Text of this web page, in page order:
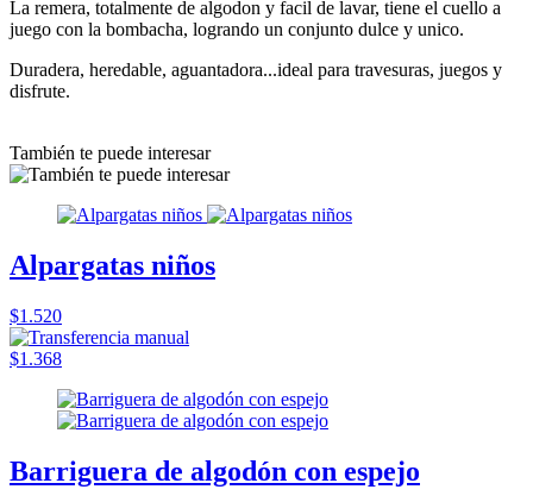
La remera, totalmente de algodon y facil de lavar, tiene el cuello a
juego con la bombacha, logrando un conjunto dulce y unico.
Duradera, heredable, aguantadora...ideal para travesuras, juegos y
disfrute.
También te puede interesar
Alpargatas niños
$1.520
$1.368
Barriguera de algodón con espejo